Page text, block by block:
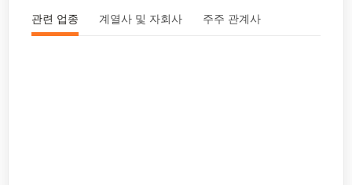
관련 업종 계열사 및 자회사 주주 관계사